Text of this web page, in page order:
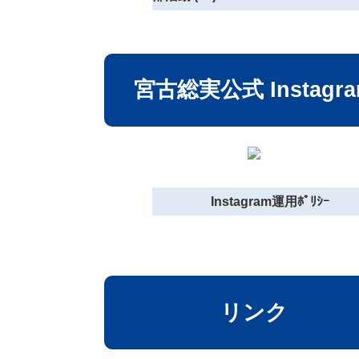
宮古総実公式
Instagram運用ﾎﾟﾘｼｰ
リンク